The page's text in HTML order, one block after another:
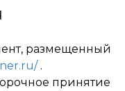
размещенный
.
принятие